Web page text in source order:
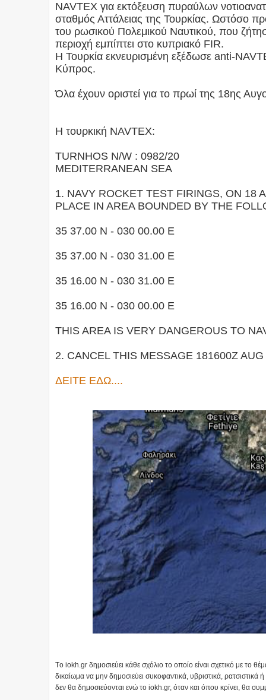
NAVTEX για εκτόξευση πυραύλων
σταθμός Αττάλειας της Τουρκίας. Ωστόσο
του ρωσικού Πολεμικού Ναυτικού, που
περιοχή εμπίπτει στο κυπριακό FIR.
Η Τουρκία εκνευρισμένη εξέδωσε anti-
Κύπρος.
Όλα έχουν οριστεί για το πρωί της 18ης
Η τουρκική NAVTEX:
TURNHOS N/W : 0982/20
MEDITERRANEAN SEA
1. NAVY ROCKET TEST FIRINGS, ON 18
PLACE IN AREA BOUNDED BY THE
35 37.00 N - 030 00.00 E
35 37.00 N - 030 31.00 E
35 16.00 N - 030 31.00 E
35 16.00 N - 030 00.00 E
THIS AREA IS VERY DANGEROUS TO
2. CANCEL THIS MESSAGE 181600Z AUG
ΔΕΙΤΕ ΕΔΩ....
Tο iokh.gr δημοσιεύει κάθε σχόλιο το οποίο είναι σχετικό με το
δικαίωμα να μην δημοσιεύει συκοφαντικά, υβριστικά,
δεν θα δημοσιεύονται ενώ το iokh.gr, όταν και όπου κρίνει, θα